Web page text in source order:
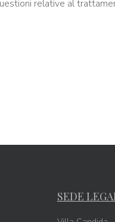
relative al
SEDE